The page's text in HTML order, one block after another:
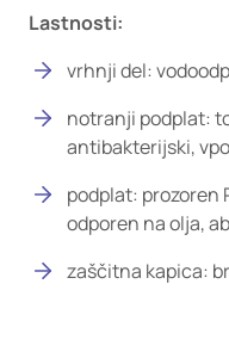
Lastnosti:
vrhnji del:
notranji podplat:
antibakterijski,
podplat: prozoren
odporen na olja,
zaščitna kapica: